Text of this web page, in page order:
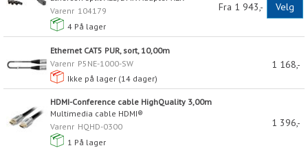
Varenr 104179
4 På lager
Fra 1 943,- Velg
Ethernet CAT5 PUR, sort, 10,00m
Varenr P5NE-1000-SW
Ikke på lager (14 dager)
1 168,-
HDMI-Conference cable HighQuality 3,00m
Multimedia cable HDMI®
Varenr HQHD-0300
1 På lager
1 396,-